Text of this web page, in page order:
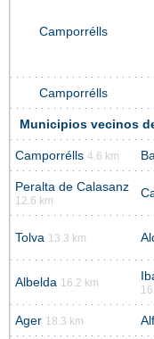
Camporrélls
Camporrélls
Municipios vecinos
Camporrélls 4.6 km
Peralta de Calasanz
12.6 km
Tolva 13.3 km
Albelda 16.2 km
Ager 18.3 km